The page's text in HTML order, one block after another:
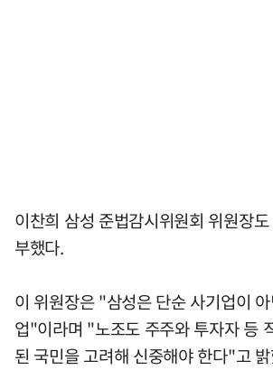
이찬희 삼성 준법감시위원회 위원장
부했다.
이 위원장은 "삼성은 단순 사기업이
업"이라며 "노조도 주주와 투자자 등
된 국민을 고려해 신중해야 한다"고